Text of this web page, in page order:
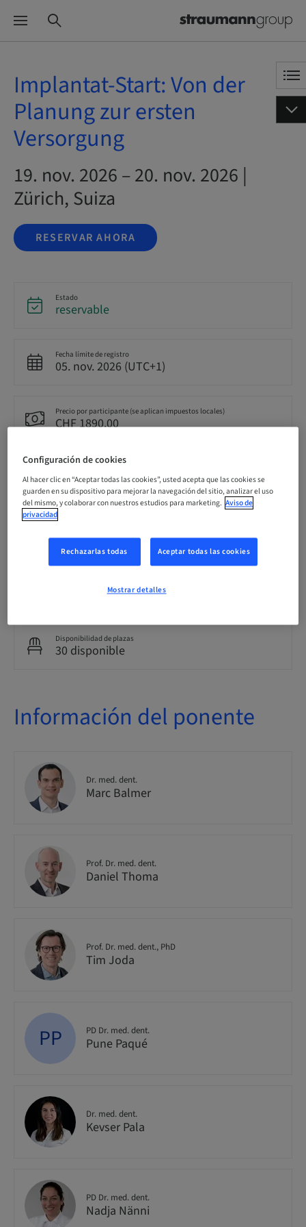
Implantat-Start: Von der
Planung zur ersten
Versorgung
19. nov. 2026 – 20. nov. 2026 |
Zürich, Suiza
RESERVAR AHORA
Estado
reservable
Fecha límite de registro
05. nov. 2026 (UTC+1)
Precio por participante (se aplican impuestos locales)
CHF 1890.00
Alemán
12.00 Puntos
Disponibilidad de plazas
30 disponible
Información del ponente
Dr. med. dent.
Marc Balmer
Prof. Dr. med. dent.
Daniel Thoma
Prof. Dr. med. dent., PhD
Tim Joda
PP PD Dr. med. dent.
Pune Paqué
Dr. med. dent.
Kevser Pala
PD Dr. med. dent.
Nadja Nänni
Configuración de cookies
Al hacer clic en “Aceptar todas las cookies”, usted acepta que las cookies se
guarden en su dispositivo para mejorar la navegación del sitio, analizar el uso
del mismo, y colaborar con nuestros estudios para marketing. Aviso de
privacidad
Rechazarlas todas Aceptar todas las cookies
Mostrar detalles